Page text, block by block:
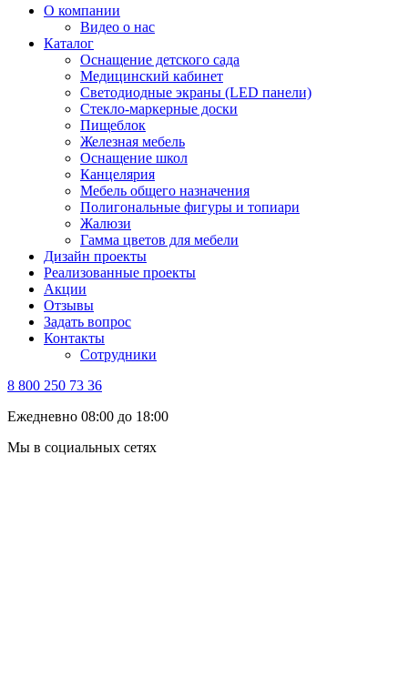
О компании
Видео о нас
Каталог
Оснащение детского сада
Медицинский кабинет
Светодиодные экраны (LED панели)
Стекло-маркерные доски
Пищеблок
Железная мебель
Оснащение школ
Канцелярия
Мебель общего назначения
Полигональные фигуры и топиари
Жалюзи
Гамма цветов для мебели
Дизайн проекты
Реализованные проекты
Акции
Отзывы
Задать вопрос
Контакты
Сотрудники
8 800 250 73 36
Ежедневно 08:00 до 18:00
Мы в социальных сетях